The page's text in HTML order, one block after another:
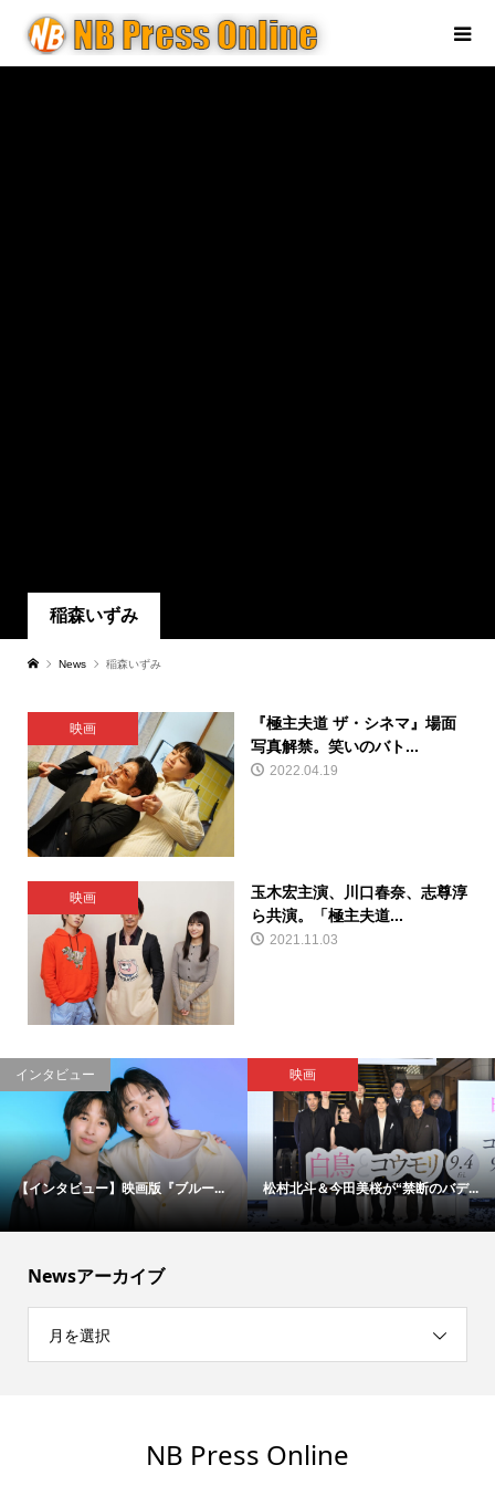
稲森いずみ
News 稲森いずみ
映画
『極主夫道 ザ・シネマ』場面
写真解禁。笑いのバト...
2022.04.19
映画
玉木宏主演、川口春奈、志尊淳
ら共演。「極主夫道...
2021.11.03
インタビュー
【インタビュー】映画版『ブルー...
映画
松村北斗＆今田美桜が“禁断のバデ...
Newsアーカイブ
月を選択
NB Press Online